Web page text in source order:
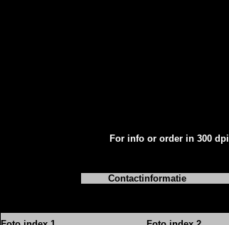
For info or order in 300 dpi
Contactinformatie